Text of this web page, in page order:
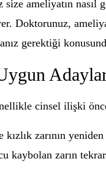
size ameliyatın
Doktorunuz,
gerektiği
cinsel ilişki
zarının
kaybolan zarın